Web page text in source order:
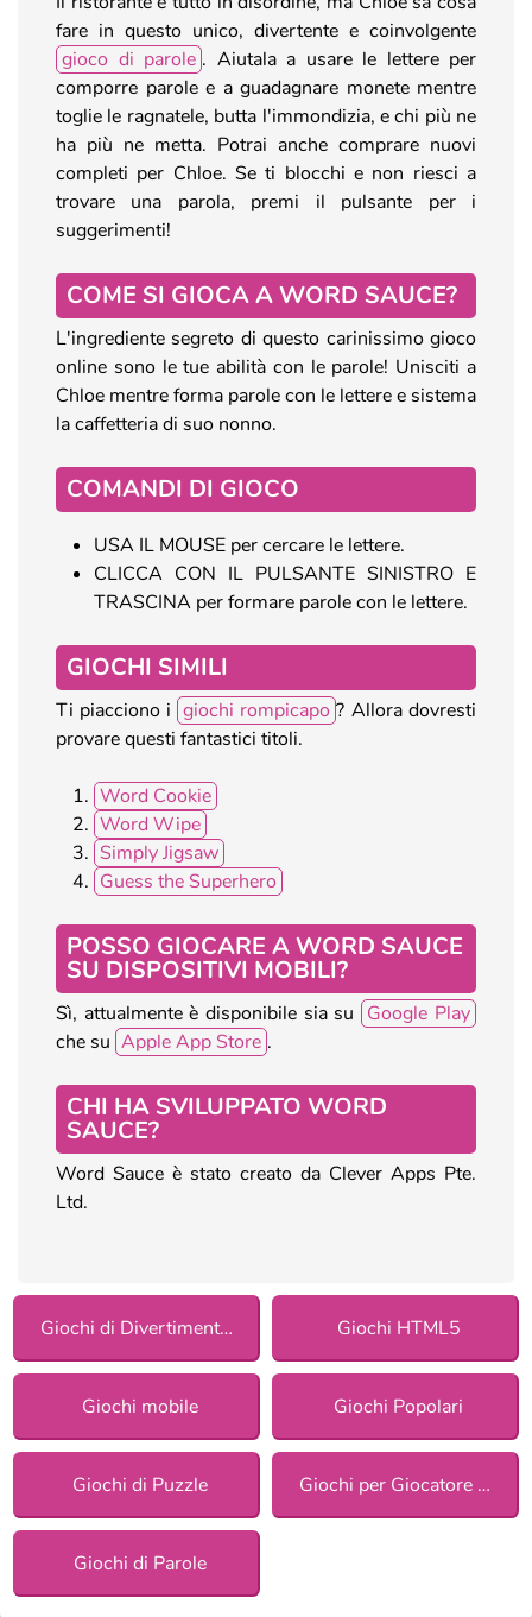
fare in questo unico, divertente e coinvolgente
gioco di parole . Aiutala a usare le lettere per
comporre parole e a guadagnare monete mentre
toglie le ragnatele, butta l'immondizia, e chi più ne
ha più ne metta. Potrai anche comprare nuovi
completi per Chloe. Se ti blocchi e non riesci a
trovare una parola, premi il pulsante per i
suggerimenti!
COME SI GIOCA A WORD SAUCE?
L'ingrediente segreto di questo carinissimo gioco
online sono le tue abilità con le parole! Unisciti a
Chloe mentre forma parole con le lettere e sistema
la caffetteria di suo nonno.
COMANDI DI GIOCO
USA IL MOUSE per cercare le lettere.
CLICCA CON IL PULSANTE SINISTRO E
TRASCINA per formare parole con le lettere.
GIOCHI SIMILI
Ti piacciono i giochi rompicapo ? Allora dovresti
provare questi fantastici titoli.
Word Cookie
Word Wipe
Simply Jigsaw
Guess the Superhero
POSSO GIOCARE A WORD SAUCE
SU DISPOSITIVI MOBILI?
Sì, attualmente è disponibile sia su Google Play
che su Apple App Store .
CHI HA SVILUPPATO WORD
SAUCE?
Word Sauce è stato creato da Clever Apps Pte.
Ltd.
Giochi di Divertimento per ragazze Giochi HTML5
Giochi mobile Giochi Popolari
Giochi di Puzzle Giochi per Giocatore Singolo
Giochi di Parole